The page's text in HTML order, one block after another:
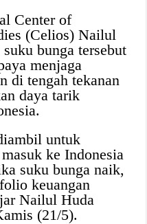
Center of
(Celios) Nailul
bunga tersebut
menjaga
di tengah tekanan
daya tarik
untuk
ke Indonesia
suku bunga naik,
keuangan
Nailul Huda
(21/5).